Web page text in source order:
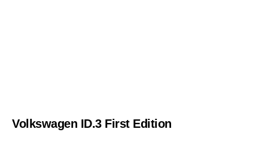
Volkswagen ID.3 First Edition